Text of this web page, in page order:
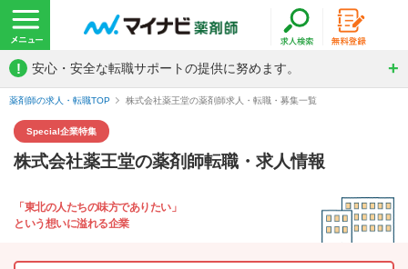
! 安心・安全な転職サポートの提供に努めます。
薬剤師の求人・転職TOP 株式会社薬王堂の薬剤師求人・転職・募集一覧
Special企業特集
株式会社薬王堂の薬剤師転職・求人情報
「東北の人たちの味方でありたい」
という想いに溢れる企業